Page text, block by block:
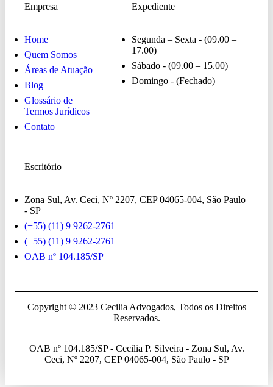
Empresa
Home
Quem Somos
Áreas de Atuação
Blog
Glossário de
Termos Jurídicos
Contato
Expediente
Segunda – Sexta - (09.00 –
17.00)
Sábado - (09.00 – 15.00)
Domingo - (Fechado)
Escritório
Zona Sul, Av. Ceci, Nº 2207, CEP 04065-004, São Paulo
- SP
(+55) (11) 9 9262-2761
(+55) (11) 9 9262-2761
OAB nº 104.185/SP
Copyright © 2023 Cecilia Advogados, Todos os Direitos
Reservados.
OAB nº 104.185/SP - Cecilia P. Silveira - Zona Sul, Av.
Ceci, Nº 2207, CEP 04065-004, São Paulo - SP